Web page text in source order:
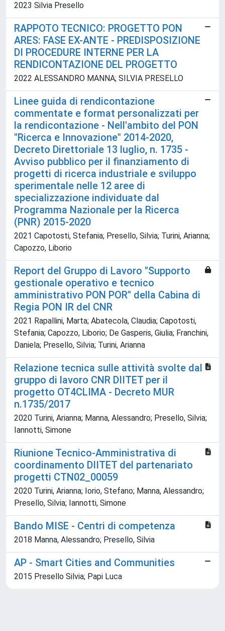
2023 Silvia Presello
RAPPOTO TECNICO: PROGETTO PON
ARES: FASE EX-ANTE - PREDISPOSIZIONE
DI PROCEDURE INTERNE PER LA
RENDICONTAZIONE DEL PROGETTO
2022 ALESSANDRO MANNA; SILVIA PRESELLO
Linee guida di rendicontazione
commentate e format personalizzati per
la rendicontazione - Nell'ambito del PON
"Ricerca e Innovazione" 2014-2020,
Decreto Direttoriale 13 luglio, n. 1735 -
Avviso pubblico per il finanziamento di
progetti di ricerca industriale e sviluppo
sperimentale nelle 12 aree di
specializzazione individuate dal
Programma Nazionale per la Ricerca
(PNR) 2015-2020
2021 Capotosti, Stefania; Presello, Silvia; Turini, Arianna;
Capozzo, Liborio
Report del Gruppo di Lavoro "Supporto
gestionale operativo e tecnico
amministrativo PON POR" della Cabina di
Regia PON IR del CNR
2021 Rapallini, Marta; Abatecola, Claudia; Capotosti,
Stefania; Capozzo, Liborio; De Gasperis, Giulia; Franchini,
Daniela; Presello, Silvia; Turini, Arianna
Relazione tecnica sulle attività svolte dal
gruppo di lavoro CNR DIITET per il
progetto OT4CLIMA - Decreto MUR
n.1735/2017
2020 Turini, Arianna; Manna, Alessandro; Presello, Silvia;
Iannotti, Simone
Riunione Tecnico-Amministrativa di
coordinamento DIITET del partenariato
progetti CTN02_00059
2020 Turini, Arianna; Iorio, Stefano; Manna, Alessandro;
Presello, Silvia; Iannotti, Simone
Bando MISE - Centri di competenza
2018 Manna, Alessandro; Presello, Silvia
AP - Smart Cities and Communities
2015 Presello Silvia; Papi Luca